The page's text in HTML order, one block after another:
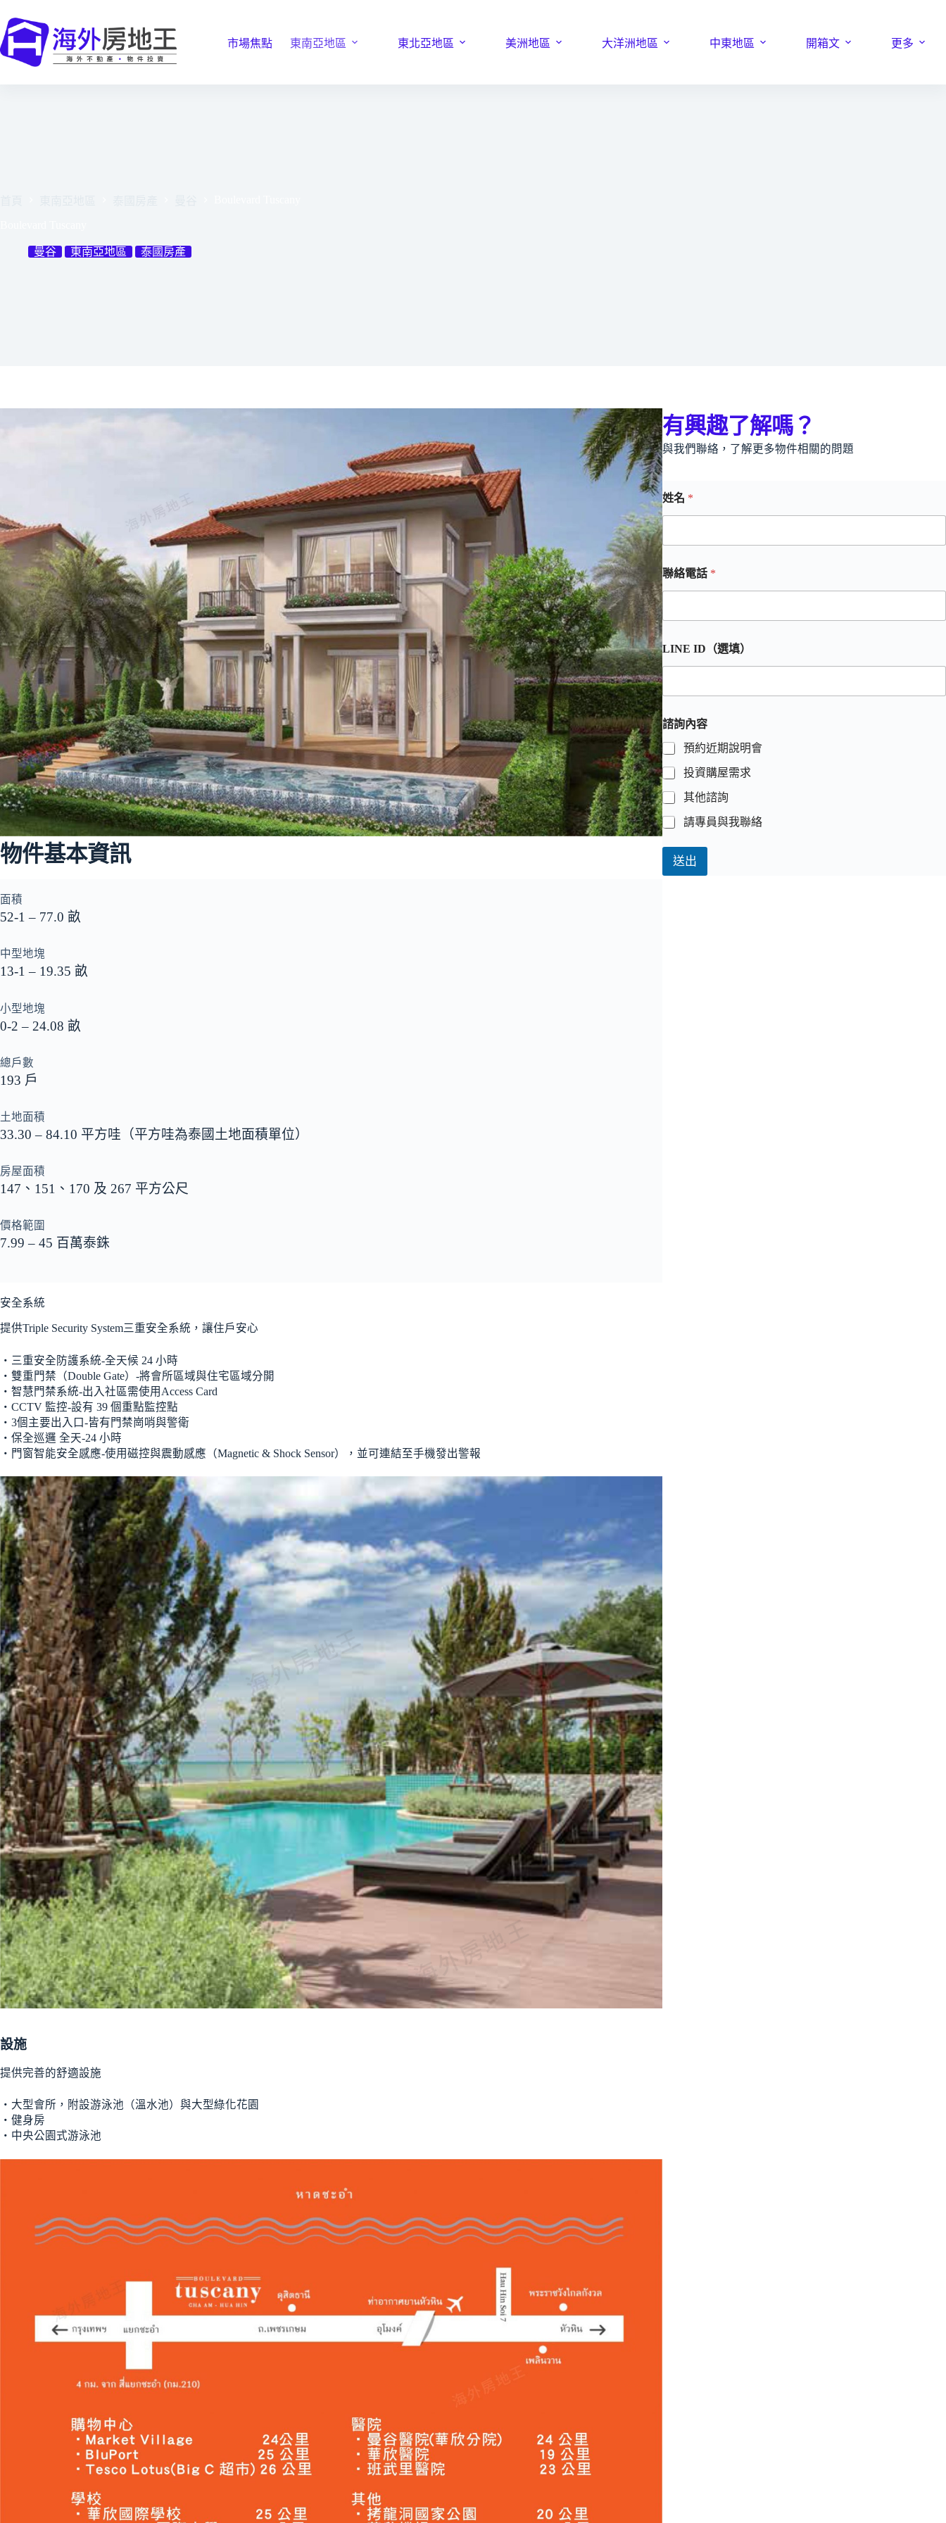
至
主
要
市場焦點 東南亞地區 東北亞地區 美洲地區 大洋洲地區 中東地區 開箱文 更多
曼谷 東南亞地區 泰國房產
物件基本資訊
面積
52-1 – 77.0 畝
中型地塊
13-1 – 19.35 畝
小型地塊
0-2 – 24.08 畝
總戶數
193 戶
土地面積
33.30 – 84.10 平方哇（平方哇為泰國土地面積單位）
房屋面積
147、151、170 及 267 平方公尺
價格範圍
7.99 – 45 百萬泰銖
安全系統
提供Triple Security System三重安全系統，讓住戶安心
‧三重安全防護系統-全天候 24 小時
‧雙重門禁（Double Gate）-將會所區域與住宅區域分開
‧智慧門禁系統-出入社區需使用Access Card
‧CCTV 監控-設有 39 個重點監控點
‧3個主要出入口-皆有門禁崗哨與警衛
‧保全巡邏 全天-24 小時
‧門窗智能安全感應-使用磁控與震動感應（Magnetic & Shock Sensor），並可連結至手機發出警報
設施
提供完善的舒適設施
‧大型會所，附設游泳池（溫水池）與大型綠化花園
‧健身房
‧中央公園式游泳池
有興趣了解嗎？
與我們聯絡，了解更多物件相關的問題
姓名 *
聯絡電話 *
LINE ID（選填）
諮詢內容
預約近期說明會
投資購屋需求
其他諮詢
請專員與我聯絡
送出